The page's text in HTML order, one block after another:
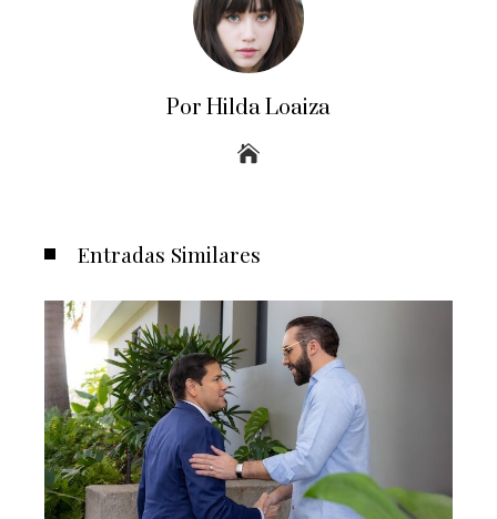
Por Hilda Loaiza
Entradas Similares